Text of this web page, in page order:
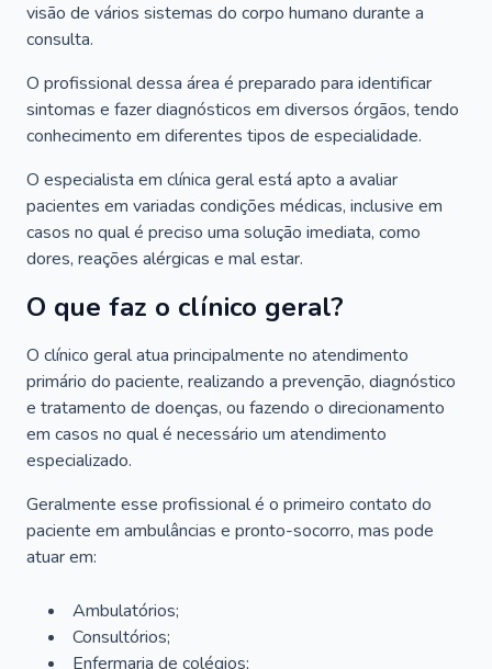
visão de vários sistemas do corpo humano durante a
consulta.
O profissional dessa área é preparado para identificar
sintomas e fazer diagnósticos em diversos órgãos, tendo
conhecimento em diferentes tipos de especialidade.
O especialista em clínica geral está apto a avaliar
pacientes em variadas condições médicas, inclusive em
casos no qual é preciso uma solução imediata, como
dores, reações alérgicas e mal estar.
O que faz o clínico geral?
O clínico geral atua principalmente no atendimento
primário do paciente, realizando a prevenção, diagnóstico
e tratamento de doenças, ou fazendo o direcionamento
em casos no qual é necessário um atendimento
especializado.
Geralmente esse profissional é o primeiro contato do
paciente em ambulâncias e pronto-socorro, mas pode
atuar em:
Ambulatórios;
Consultórios;
Enfermaria de colégios;